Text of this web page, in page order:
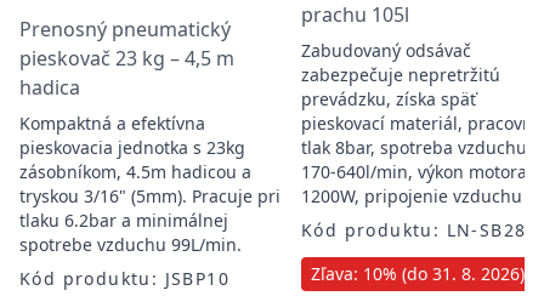
Prenosný pneumatický
pieskovač 23 kg – 4,5 m
hadica
Kompaktná a efektívna
pieskovacia jednotka s 23kg
zásobníkom, 4.5m hadicou a
tryskou 3/16" (5mm). Pracuje pri
tlaku 6.2bar a minimálnej
spotrebe vzduchu 99L/min.
Kód produktu: JSBP10
prachu 105l
Zabudovaný odsávač
zabezpečuje nepretržitú
prevádzku, získa späť
pieskovací materiál, pracovný
tlak 8bar, spotreba vzduchu
170-640l/min, výkon motora
1200W, pripojenie vzduchu
Kód produktu: LN-SB28
Zľava: 10% (do 31. 8. 2026)